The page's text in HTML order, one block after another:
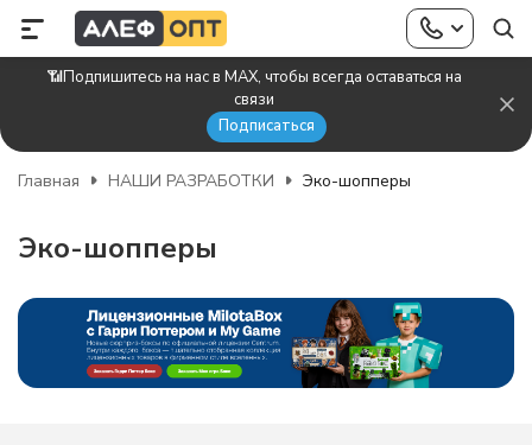
📶Подпишитесь на нас в MAX, чтобы всегда оставаться на
связи
Подписаться
Главная НАШИ РАЗРАБОТКИ Эко-шопперы
Эко-шопперы